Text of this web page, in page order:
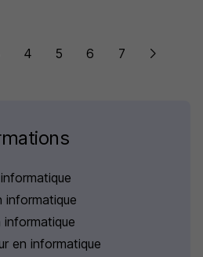
4 5 6 7
informatique
informatique
en informatique